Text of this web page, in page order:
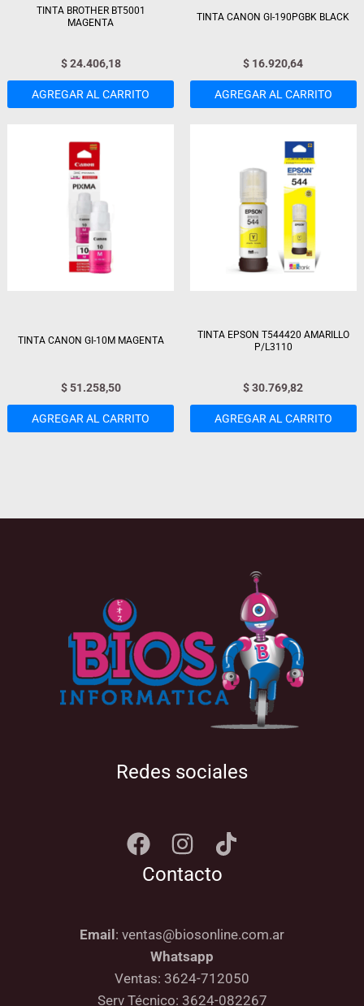
TINTA BROTHER BT5001
MAGENTA
$24.406,18
AGREGAR AL CARRITO
TINTA CANON GI-190PGBK BLACK
$ 16.920,64
AGREGAR AL CARRITO
TINTA CANON GI-10M MAGENTA
$51.258,50
AGREGAR AL CARRITO
TINTA EPSON T544420 AMARILLO
P/L3110
$30.769,82
AGREGAR AL CARRITO
Redes sociales
Contacto
Email : ventas@biosonline.com.ar
Whatsapp
Ventas: 3624-712050
Serv Técnico: 3624-082267